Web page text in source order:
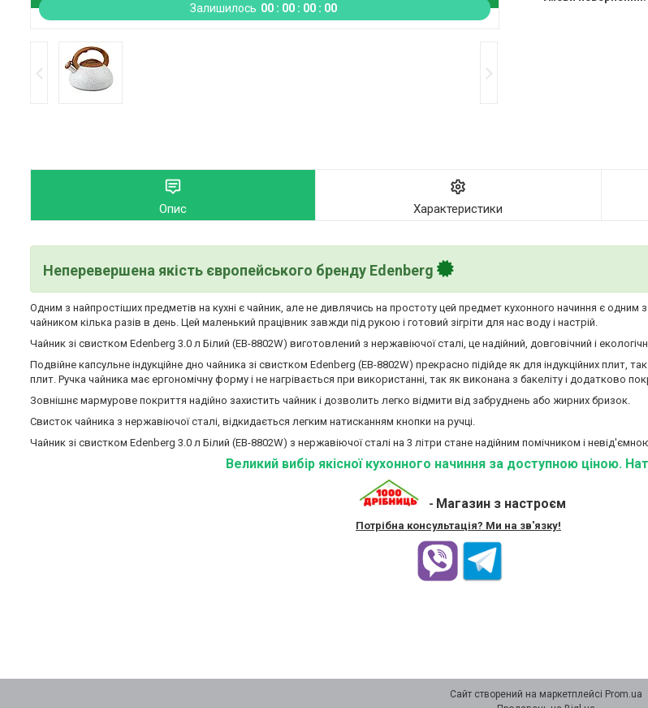
Залишилось 00 00 00 00
Опис Характеристики
Неперевершена якість європейського бренду Edenberg
Одним з найпростіших предметів на кухні є чайник, але не дивлячись на простоту цей предмет кухонного начиння є
чайником кілька разів в день. Цей маленький працівник завжди під рукою і готовий зігріти для нас воду і настрій.
Чайник зі свистком Edenberg 3.0 л Білий (EB-8802W) виготовлений з нержавіючої сталі, це надійний, довговічний і
Подвійне капсульне індукційне дно чайника зі свистком Edenberg (EB-8802W) прекрасно підійде як для індукційних плит,
плит. Ручка чайника має ергономічну форму і не нагрівається при використанні, так як виконана з бакеліту і додатково
Зовнішнє мармурове покриття надійно захистить чайник і дозволить легко відмити від забруднень або жирних бризок.
Свисток чайника з нержавіючої сталі, відкидається легким натисканням кнопки на ручці.
Чайник зі свистком Edenberg 3.0 л Білий (EB-8802W) з нержавіючої сталі на 3 літри стане надійним помічником і
Великий вибір якісної кухонного начиння за доступною ціною.
- Магазин з настроєм
Потрібна консультація? Ми на зв'язку!
Сайт створений на маркетплейсі Prom.ua